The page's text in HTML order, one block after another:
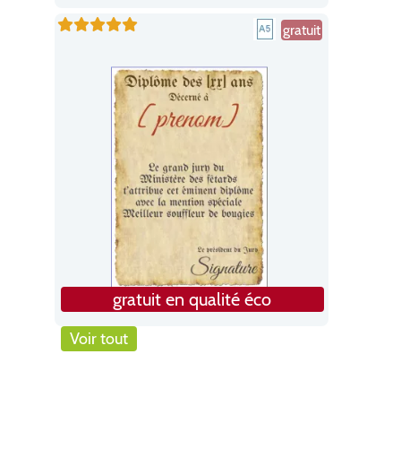
gratuit
gratuit en qualité éco
Voir tout